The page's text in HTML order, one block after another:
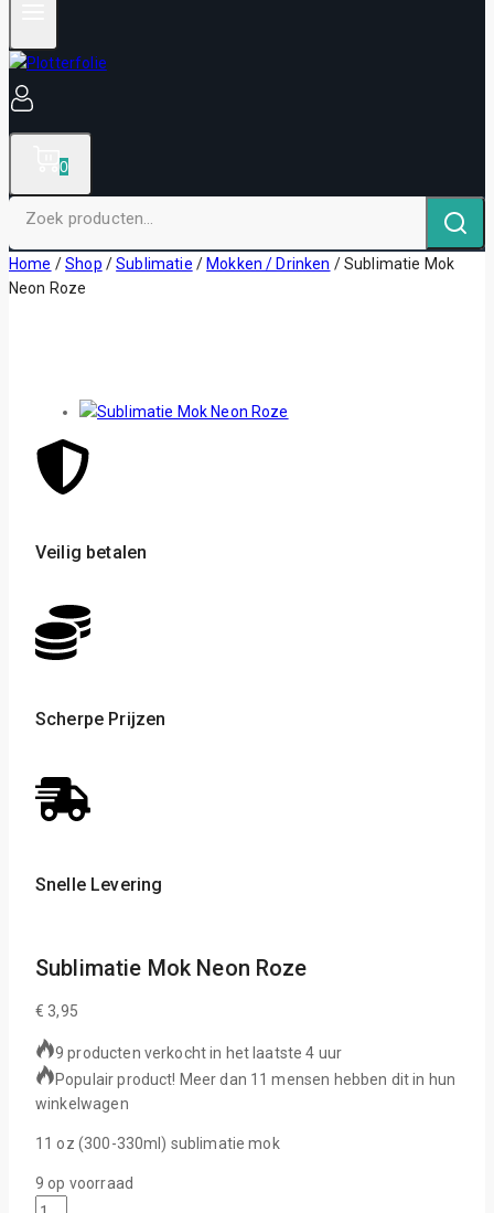
0
Home /Shop /Sublimatie / Mokken / Drinken /Sublimatie Mok
Neon Roze
Veilig betalen
Scherpe Prijzen
Snelle Levering
Sublimatie Mok Neon Roze
€ 3,95
9 producten verkocht in het laatste 4 uur
Populair product! Meer dan 11 mensen hebben dit in hun
winkelwagen
11 oz (300-330ml) sublimatie mok
9 op voorraad